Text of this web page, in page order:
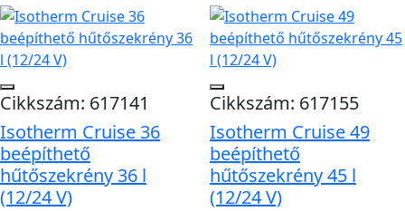
Cikkszám: 617141
Isotherm Cruise 36
beépíthető
hűtőszekrény 36 l
(12/24 V)
Cikkszám: 617155
Isotherm Cruise 49
beépíthető
hűtőszekrény 45 l
(12/24 V)